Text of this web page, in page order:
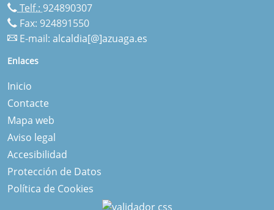
Telf.: 924890307
Fax: 924891550
E-mail: alcaldia[@]azuaga.es
Enlaces
Inicio
Contacte
Mapa web
Aviso legal
Accesibilidad
Protección de Datos
Política de Cookies